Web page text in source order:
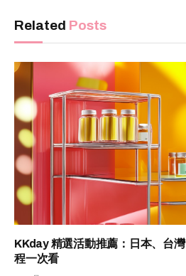
Related Posts
KKday 精選活動推薦：日本、台
程一次看